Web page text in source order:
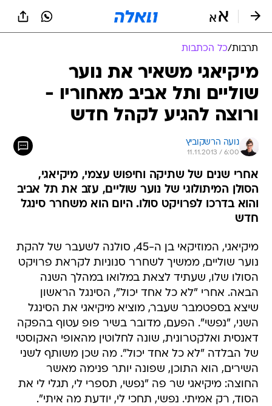
תרבות/כל הכתבות
מיקיאגי משאיר את נוער
שוליים ותל אביב מאחוריו -
ורוצה להגיע לקהל חדש
נועה הרשקוביץ
11.11.2013 / 6:00
אחרי שנים של שתיקה וחיפוש עצמי, מיקיאגי,
הסולן המיתולוגי של נוער שוליים, עזב את תל אביב
והוא בדרכו לפרויקט סולו. היום הוא משחרר סינגל
חדש
מיקיאגי, המוזיקאי בן ה-45, סולנה לשעבר של להקת
נוער שוליים, ממשיך לשחרר סנוניות לקראת פרויקט
הסולו שלו, שעתיד לצאת במלואו במהלך השנה
הבאה. אחרי "לא כל אחד יכול", הסינגל הראשון
שיצא בספטמבר שעבר, מוציא מיקיאגי את הסינגל
השני, "נפשי". הפעם, מדובר בשיר פופ עטוף בהפקה
דאנסית ואלקטרונית, שונה לחלוטין מהאופי האקוסטי
של הבלדה "לא כל אחד יכול". מה שכן משותף לשני
השירים, הוא התוכן, שפונה יותר פנימה מאשר
החוצה: מיקיאגי שר פה "נפשי, תספרי לי, תגלי לי את
הסוד, רק אמיתי. נפשי, תחכי לי, יודעת מה איתי".